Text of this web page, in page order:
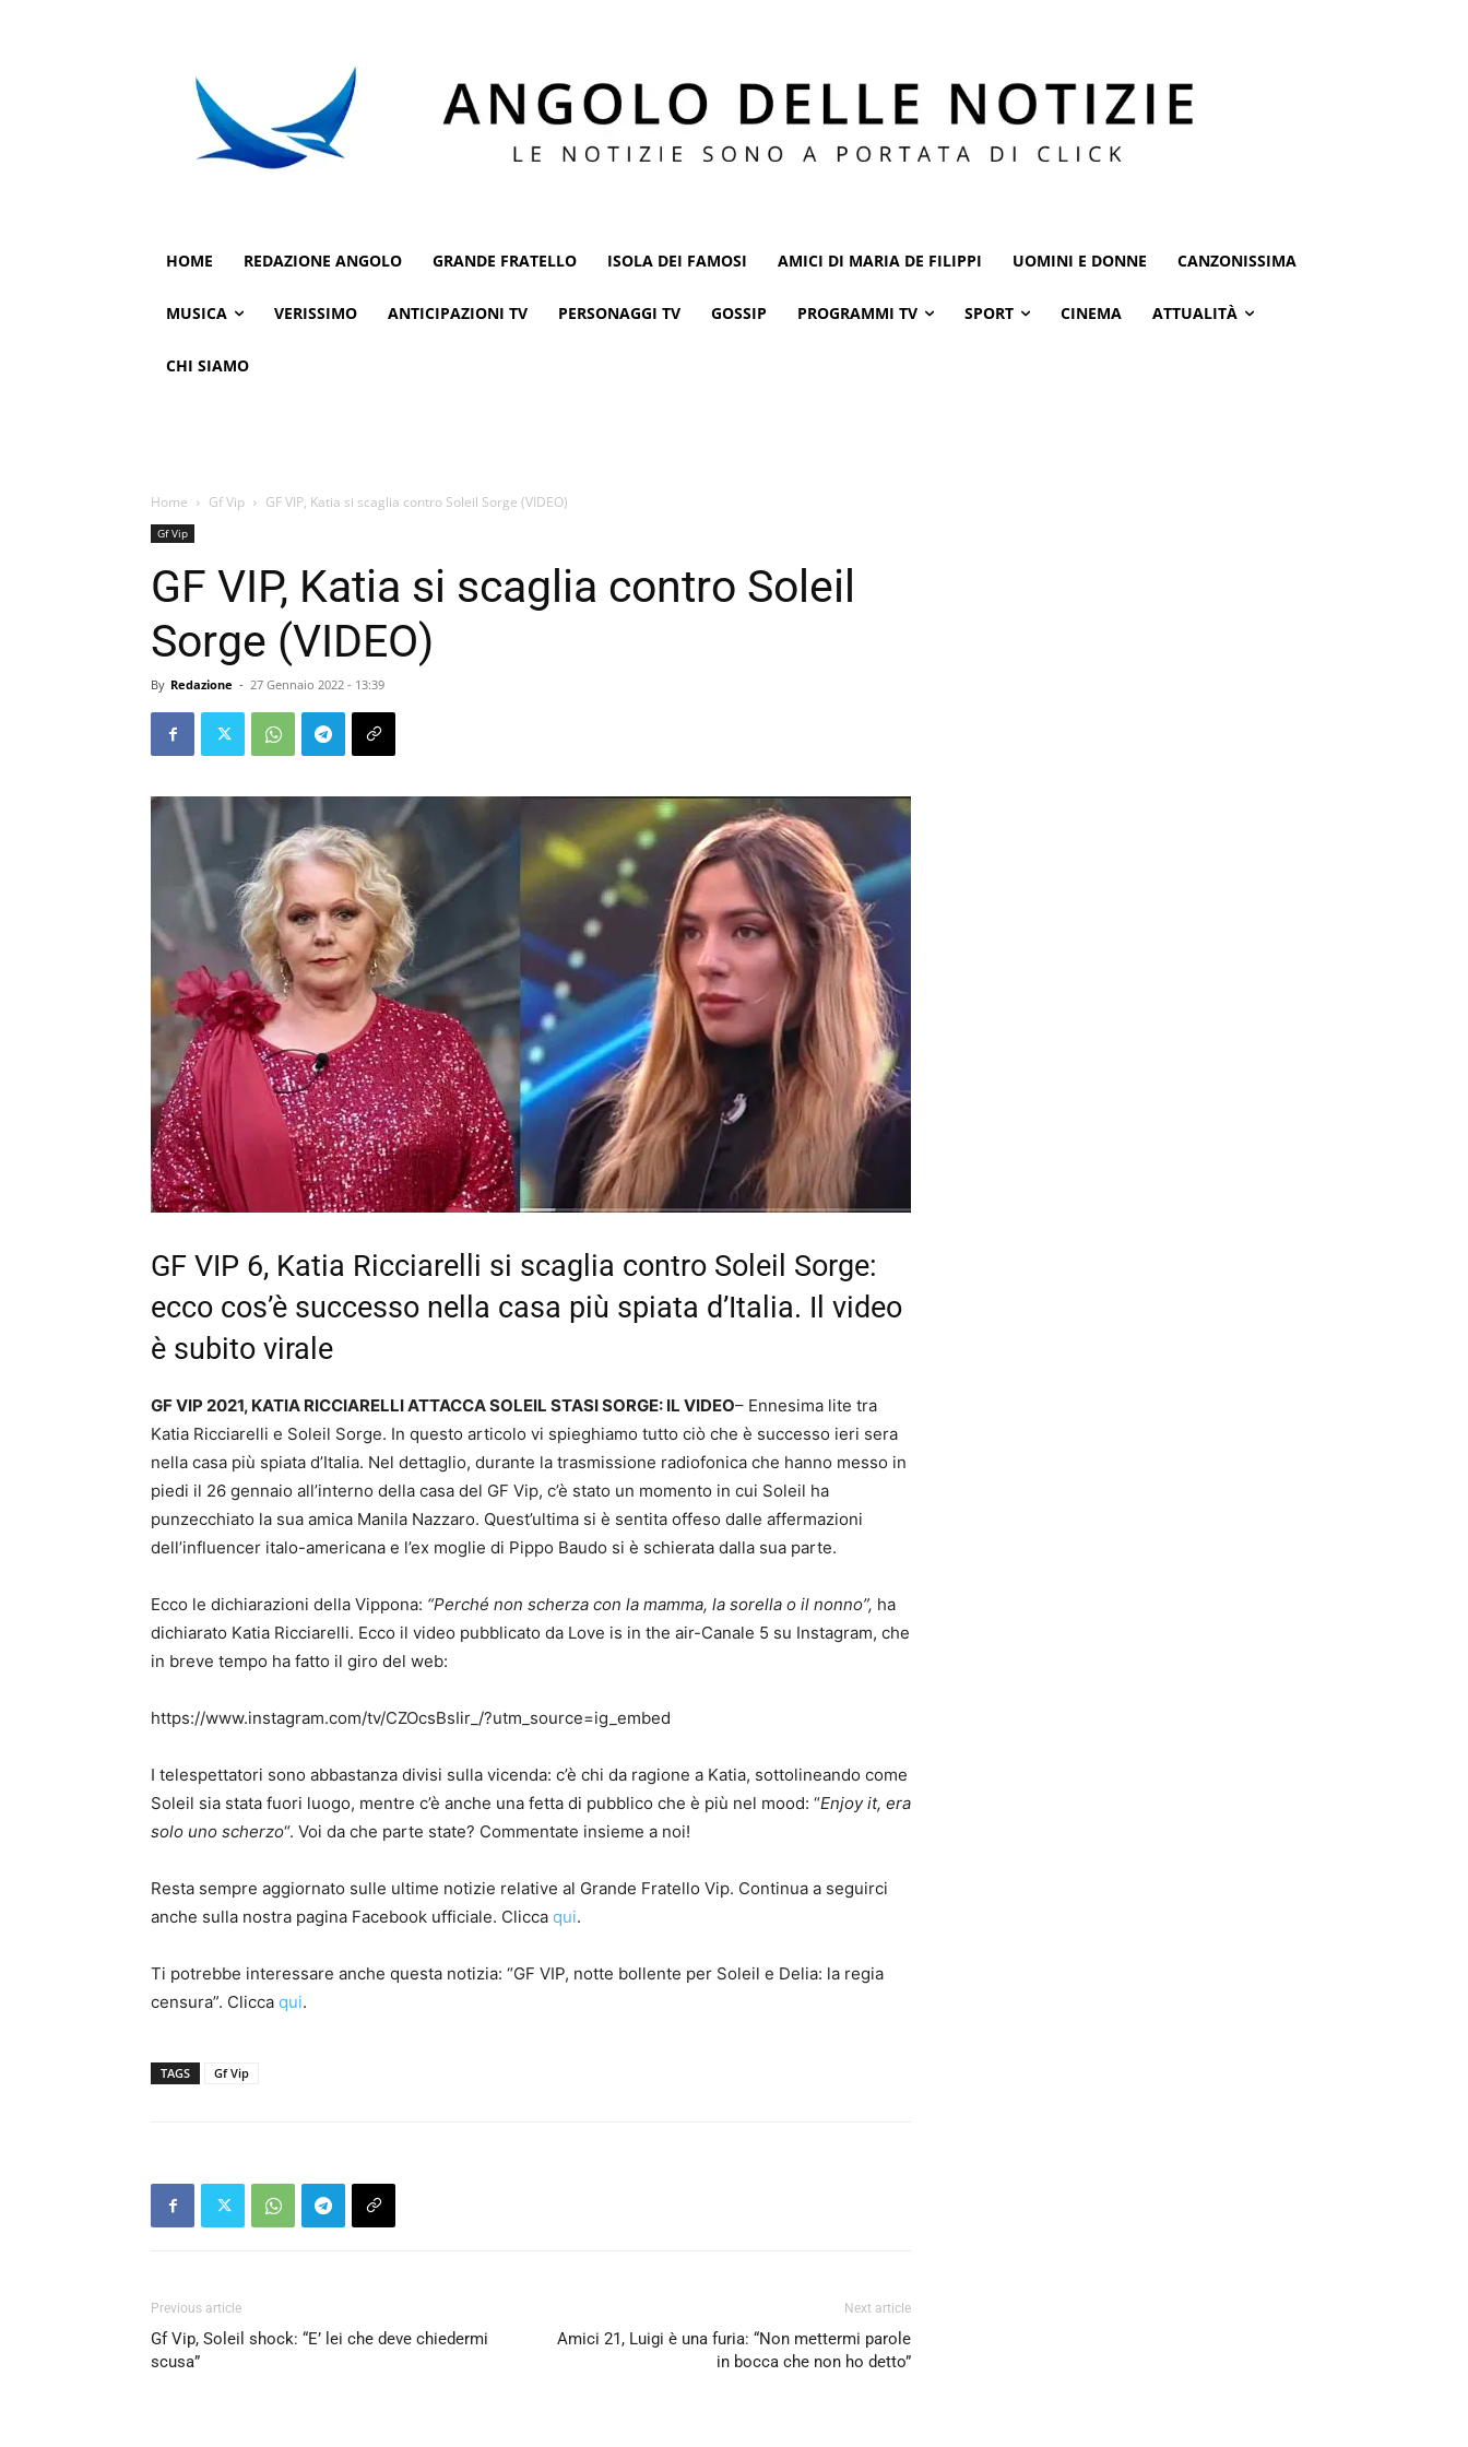
HOME REDAZIONE ANGOLO GRANDE FRATELLO ISOLA DEI FAMOSI AMICI DI MARIA DE FILIPPI UOMINI E DONNE CANZONISSIMA
MUSICA VERISSIMO ANTICIPAZIONI TV PERSONAGGI TV GOSSIP PROGRAMMI TV SPORT CINEMA ATTUALITÀ
CHI SIAMO
Home Gf Vip GF VIP, Katia si scaglia contro Soleil Sorge (VIDEO)
Gf Vip
GF VIP, Katia si scaglia contro Soleil
Sorge (VIDEO)
By Redazione - 27 Gennaio 2022 - 13:39
GF VIP 6, Katia Ricciarelli si scaglia contro Soleil Sorge:
ecco cos’è successo nella casa più spiata d’Italia. Il video
è subito virale
GF VIP 2021, KATIA RICCIARELLI ATTACCA SOLEIL STASI SORGE: IL VIDEO– Ennesima lite tra
Katia Ricciarelli e Soleil Sorge. In questo articolo vi spieghiamo tutto ciò che è successo ieri sera
nella casa più spiata d’Italia. Nel dettaglio, durante la trasmissione radiofonica che hanno messo in
piedi il 26 gennaio all’interno della casa del GF Vip, c’è stato un momento in cui Soleil ha
punzecchiato la sua amica Manila Nazzaro. Quest’ultima si è sentita offeso dalle affermazioni
dell’influencer italo-americana e l’ex moglie di Pippo Baudo si è schierata dalla sua parte.
Ecco le dichiarazioni della Vippona: “Perché non scherza con la mamma, la sorella o il nonno”, ha
dichiarato Katia Ricciarelli. Ecco il video pubblicato da Love is in the air-Canale 5 su Instagram, che
in breve tempo ha fatto il giro del web:
https://www.instagram.com/tv/CZOcsBsIir_/?utm_source=ig_embed
I telespettatori sono abbastanza divisi sulla vicenda: c’è chi da ragione a Katia, sottolineando come
Soleil sia stata fuori luogo, mentre c’è anche una fetta di pubblico che è più nel mood: “Enjoy it, era
solo uno scherzo“. Voi da che parte state? Commentate insieme a noi!
Resta sempre aggiornato sulle ultime notizie relative al Grande Fratello Vip. Continua a seguirci
anche sulla nostra pagina Facebook ufficiale. Clicca qui.
Ti potrebbe interessare anche questa notizia: “GF VIP, notte bollente per Soleil e Delia: la regia
censura”. Clicca qui.
TAGS Gf Vip
Previous article
Gf Vip, Soleil shock: “E’ lei che deve chiedermi
scusa”
Next article
Amici 21, Luigi è una furia: “Non mettermi parole
in bocca che non ho detto”